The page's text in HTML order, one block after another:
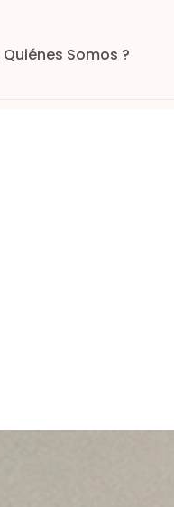
Quiénes Somos ?